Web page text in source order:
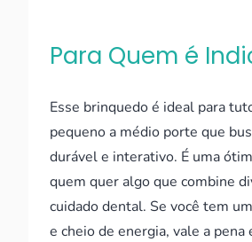
Para Quem é
Esse brinquedo é ideal para
pequeno a médio porte que
durável e interativo. É uma
quem quer algo que combine
cuidado dental. Se você tem
e cheio de energia, vale a